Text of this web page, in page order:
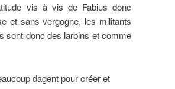
vis à vis de Fabius donc
et sans vergogne, les militants
sont donc des larbins et comme
dagent pour créer et